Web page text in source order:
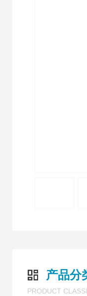
产品分
PRODUCT